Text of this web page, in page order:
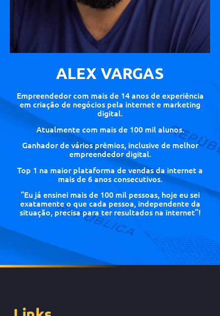
ALEX VARGAS
Empreendedor com mais de 14 anos de experiência
em criação de negócios pela internet e marketing
digital.
Atualmente com mais de 100 mil alunos.
Ganhador de vários prêmios, inclusive de melhor
empreendedor digital.
Top 1 na maior plataforma de vendas da internet a
mais de 6 anos consecutivos.
“Eu já ensinei mais de 100 mil pessoas, hoje eu sei
exatamente o que cada pessoa, independente da
situação, precisa para ter resultados na internet”!